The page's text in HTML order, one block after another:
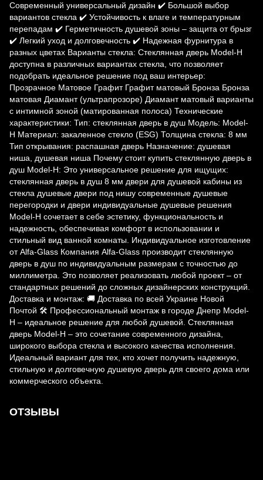
Современный универсальный дизайн ✔️ Большой выбор
вариантов стекла ✔️ Устойчивость к влаге и температурным
перепадам ✔️ Герметичность душевой зоны – защита от брызг
✔️ Легкий уход и долговечность ✔️ Надежная фурнитура в
разных цветах Варианты стекла: Стеклянная дверь Model-H
доступна в различных вариантах стекла, что позволяет
подобрать идеальное решение под ваш интерьер:
Прозрачное Матовое Графит Графит матовый Бронза Бронза
матовая Диамант (ультрапрозоре) Диамант матовый варианты
с интимной зоной (матированная полоса) Технические
характеристики: Тип: стеклянная дверь в душ Модель: Model-
H Материал: закаленное стекло (ESG) Толщина стекла: 8 мм
Тип открывания: распашная дверь Назначение: душевая
ниша, душевая ниша Почему стоит купить стеклянную дверь в
душ Model-H: Это универсальное решение для ищущих:
стеклянная дверь в душ 8 мм двери для душевой кабины из
стекла душевые двери под нишу современные душевые
перегородки и двери индивидуальные душевые решения
Model-H сочетает в себе эстетику, функциональность и
надежность, обеспечивая комфорт в использовании и
стильный вид ванной комнаты. Индивидуальное изготовление
от Alfa-Glass Компания Alfa-Glass производит стеклянную
дверь в душ по индивидуальным размерам с точностью до
миллиметра. Это позволяет реализовать любой проект – от
стандартных решений до сложных дизайнерских конструкций.
Доставка и монтаж: 🚚 Доставка по всей Украине Новой
Почтой 🛠 Профессиональный монтаж в городе Днепр Model-
H – идеальное решение для любой душевой. Стеклянная
дверь Model-H – это сочетание современного дизайна,
широкого выбора стекла и высокого качества исполнения.
Идеальный вариант для тех, кто хочет получить надежную,
стильную и долговечную душевую дверь для своего дома или
коммерческого объекта.
ОТЗЫВЫ